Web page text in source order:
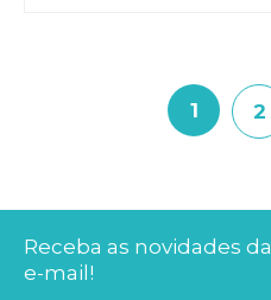
1 2
Receba as novidades da
e-mail!